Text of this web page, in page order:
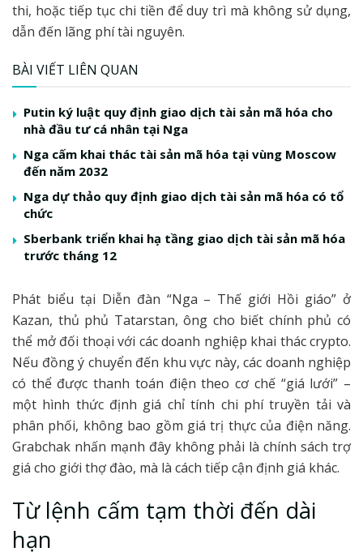
thi, hoặc tiếp tục chi tiền để duy trì mà không sử dụng,
dẫn đến lãng phí tài nguyên.
BÀI VIẾT LIÊN QUAN
Putin ký luật quy định giao dịch tài sản mã hóa cho
nhà đầu tư cá nhân tại Nga
Nga cấm khai thác tài sản mã hóa tại vùng Moscow
đến năm 2032
Nga dự thảo quy định giao dịch tài sản mã hóa có tổ
chức
Sberbank triển khai hạ tầng giao dịch tài sản mã hóa
trước tháng 12
Phát biểu tại Diễn đàn “Nga – Thế giới Hồi giáo” ở
Kazan, thủ phủ Tatarstan, ông cho biết chính phủ có
thể mở đối thoại với các doanh nghiệp khai thác crypto.
Nếu đồng ý chuyển đến khu vực này, các doanh nghiệp
có thể được thanh toán điện theo cơ chế “giá lưới” –
một hình thức định giá chỉ tính chi phí truyền tải và
phân phối, không bao gồm giá trị thực của điện năng.
Grabchak nhấn mạnh đây không phải là chính sách trợ
giá cho giới thợ đào, mà là cách tiếp cận định giá khác.
Từ lệnh cấm tạm thời đến dài
hạn